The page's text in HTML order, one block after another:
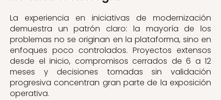
La experiencia en iniciativas de modernización
demuestra un patrón claro: la mayoría de los
problemas no se originan en la plataforma, sino en
enfoques poco controlados. Proyectos extensos
desde el inicio, compromisos cerrados de 6 a 12
meses y decisiones tomadas sin validación
progresiva concentran gran parte de la exposición
operativa.